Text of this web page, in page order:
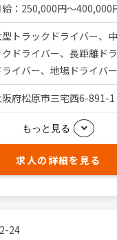
給：250,000円〜400,000
型トラックドライバー、
クドライバー、長距離ド
ライバー、地場ドライバー
阪府松原市三宅西6-891-1
もっと見る
求人の詳細を見る
24